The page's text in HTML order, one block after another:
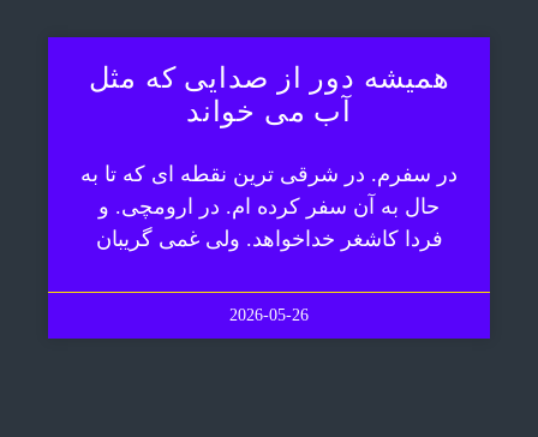
همیشه دور از صدایی که مثل
آب می خواند
در سفرم. در شرقی ترین نقطه ای که تا به
حال به آن سفر کرده ام. در ارومچی. و
فردا کاشغر خداخواهد. ولی غمی گریبان
2026-05-26